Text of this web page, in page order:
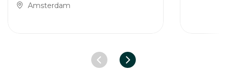
Amsterdam
Vorige slideVolgende slide